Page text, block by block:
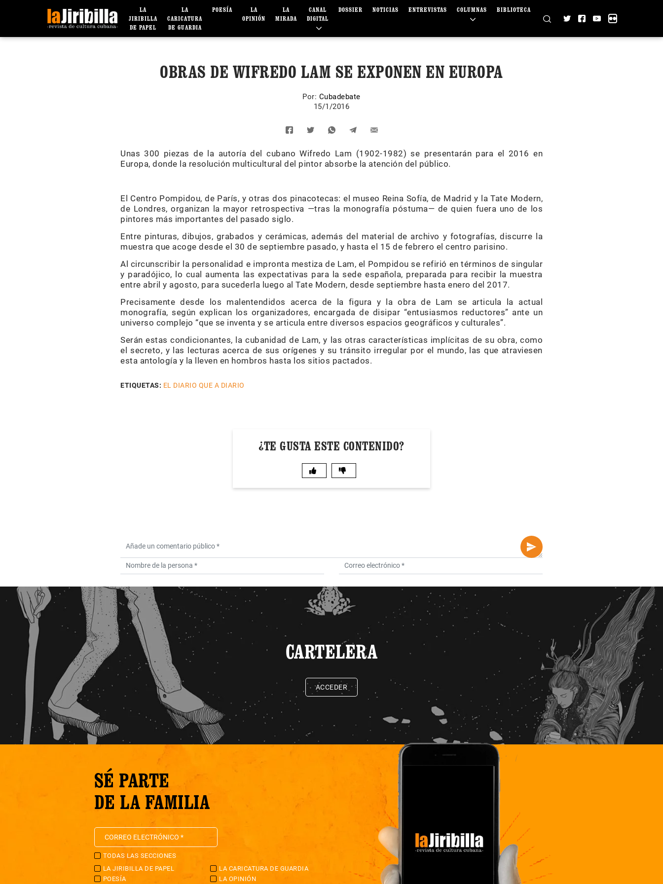
LA
JIRIBILLA
DE PAPEL
LA
CARICATURA
DE GUARDIA
POESÍA
LA
OPINIÓN
LA
MIRADA
CANAL
DIGITAL
DOSSIER NOTICIAS ENTREVISTAS COLUMNAS BIBLIOTECA
OBRAS DE WIFREDO LAM SE EXPONEN EN EUROPA
Por: Cubadebate
15/1/2016
Unas 300 piezas de la autoría del cubano Wifredo Lam (1902-1982) se presentarán para el 2016 en
Europa, donde la resolución multicultural del pintor absorbe la atención del público.
El Centro Pompidou, de París, y otras dos pinacotecas: el museo Reina Sofía, de Madrid y la Tate Modern,
de Londres, organizan la mayor retrospectiva —tras la monografía póstuma— de quien fuera uno de los
pintores más importantes del pasado siglo.
Entre pinturas, dibujos, grabados y cerámicas, además del material de archivo y fotografías, discurre la
muestra que acoge desde el 30 de septiembre pasado, y hasta el 15 de febrero el centro parisino.
Al circunscribir la personalidad e impronta mestiza de Lam, el Pompidou se refirió en términos de singular
y paradójico, lo cual aumenta las expectativas para la sede española, preparada para recibir la muestra
entre abril y agosto, para sucederla luego al Tate Modern, desde septiembre hasta enero del 2017.
Precisamente desde los malentendidos acerca de la figura y la obra de Lam se articula la actual
monografía, según explican los organizadores, encargada de disipar “entusiasmos reductores” ante un
universo complejo “que se inventa y se articula entre diversos espacios geográficos y culturales”.
Serán estas condicionantes, la cubanidad de Lam, y las otras características implícitas de su obra, como
el secreto, y las lecturas acerca de sus orígenes y su tránsito irregular por el mundo, las que atraviesen
esta antología y la lleven en hombros hasta los sitios pactados.
ETIQUETAS: EL DIARIO QUE A DIARIO
¿TE GUSTA ESTE CONTENIDO?
CARTELERA
ACCEDER
SÉ PARTE
DE LA FAMILIA
TODAS LAS SECCIONES
LA JIRIBILLA DE PAPEL
LA CARICATURA DE GUARDIA
POESÍA
LA OPINIÓN